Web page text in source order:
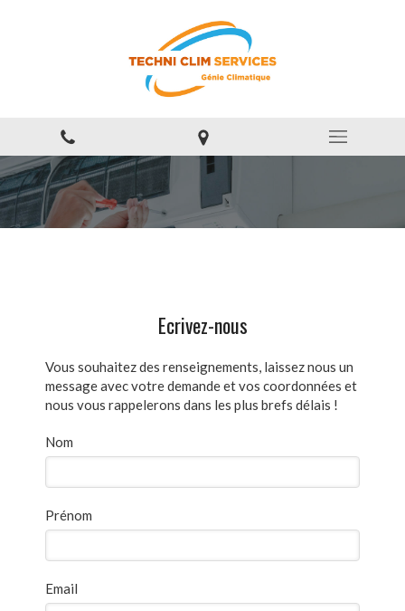
Ecrivez-nous
Vous souhaitez des renseignements, laissez nous un
message avec votre demande et vos coordonnées et
nous vous rappelerons dans les plus brefs délais !
Nom
Prénom
Email